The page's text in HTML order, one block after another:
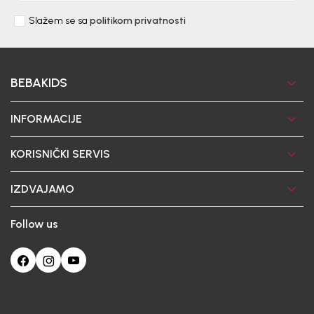
Slažem se sa politikom privatnosti
BEBAKIDS
INFORMACIJE
KORISNIČKI SERVIS
IZDVAJAMO
Follow us